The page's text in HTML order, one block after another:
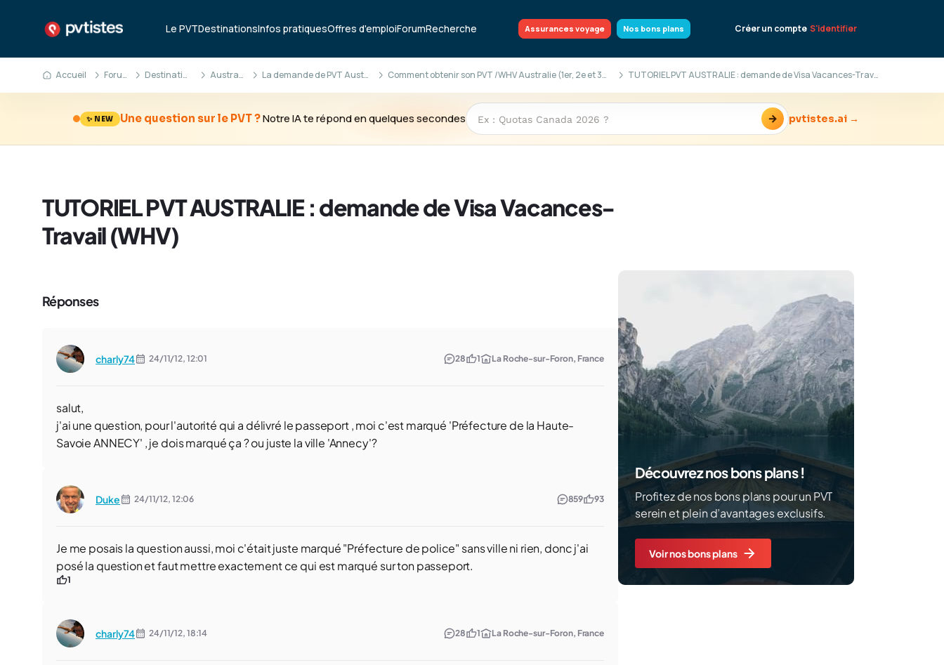
Le PVTDestinationsInfos pratiquesOffres d'emploiForumRecherche Assurances voyage Nos bons plans Créer un compte S'identifier
Accueil Forum Destinations Australie La demande de PVT Australie Comment obtenir son PVT /WHV Australie (1er, 2e et 3e PVT) ? TUTORIEL PVT AUSTRALIE : demande de Visa Vacances-Travail (WHV)
✨ NEW Une question sur le PVT ?Notre IA te répond en quelques secondes → pvtistes.ai →
TUTORIEL PVT AUSTRALIE : demande de Visa Vacances-
Travail (WHV)
Réponses
charly74 24/11/12, 12:01 28 1 La Roche-sur-Foron, France
salut,
j'ai une question, pour l'autorité qui a délivré le passeport , moi c'est marqué 'Préfecture de la Haute-
Savoie ANNECY' , je dois marqué ça ? ou juste la ville 'Annecy'?
Duke 24/11/12, 12:06 859 93
Je me posais la question aussi, moi c'était juste marqué "Préfecture de police" sans ville ni rien, donc j'ai
posé la question et faut mettre exactement ce qui est marqué sur ton passeport.
1
charly74 24/11/12, 18:14 28 1 La Roche-sur-Foron, France
Découvrez nos bons plans !
Profitez de nos bons plans pour un PVT
serein et plein d’avantages exclusifs.
Voir nos bons plans